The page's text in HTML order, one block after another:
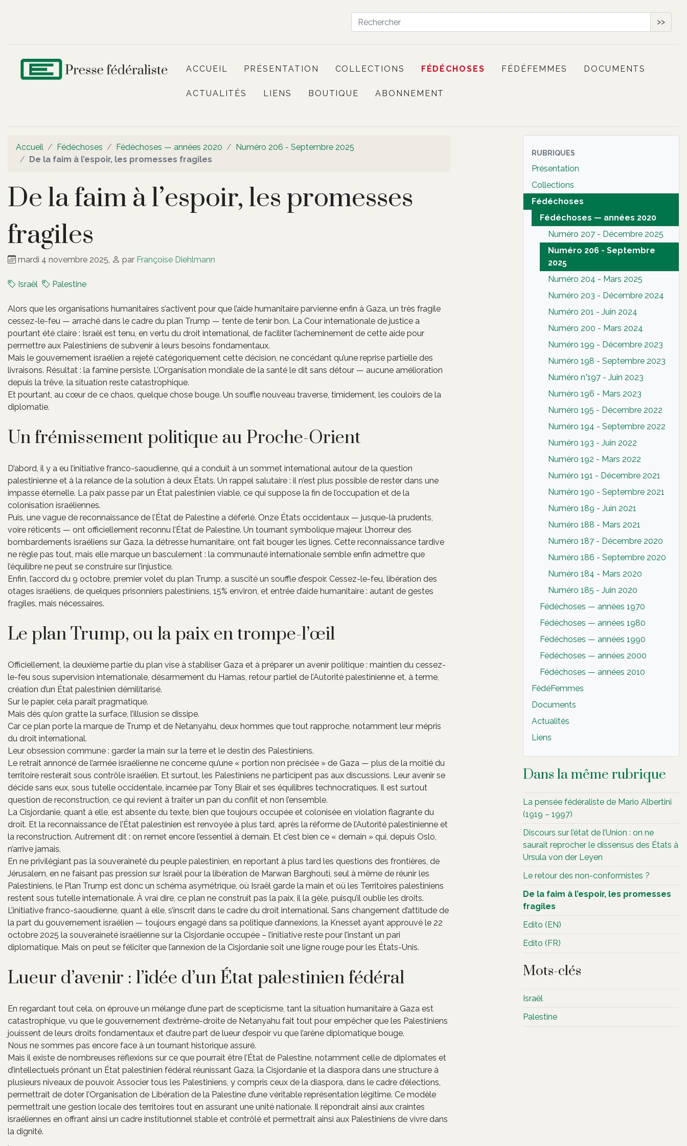
>>
ACCUEIL PRÉSENTATION COLLECTIONS FÉDÉCHOSES FÉDÉFEMMES DOCUMENTS
ACTUALITÉS LIENS BOUTIQUE ABONNEMENT
Accueil Fédéchoses Fédéchoses — années 2020
Numéro 206 - Septembre 2025
De la faim à l’espoir, les promesses fragiles
De la faim à l’espoir, les promesses
fragiles
mardi 4 novembre 2025, par Françoise Diehlmann
Israël Palestine
Alors que les organisations humanitaires s’activent pour que l’aide humanitaire parvienne enfin à Gaza, un très fragile
cessez-le-feu — arraché dans le cadre du plan Trump — tente de tenir bon. La Cour internationale de justice a
pourtant été claire : Israël est tenu, en vertu du droit international, de faciliter l’acheminement de cette aide pour
permettre aux Palestiniens de subvenir à leurs besoins fondamentaux.
Mais le gouvernement israélien a rejeté catégoriquement cette décision, ne concédant qu’une reprise partielle des
livraisons. Résultat : la famine persiste. L’Organisation mondiale de la santé le dit sans détour — aucune amélioration
depuis la trêve, la situation reste catastrophique.
Et pourtant, au cœur de ce chaos, quelque chose bouge. Un souffle nouveau traverse, timidement, les couloirs de la
diplomatie.
Un frémissement politique au Proche-Orient
D’abord, il y a eu l’initiative franco-saoudienne, qui a conduit à un sommet international autour de la question
palestinienne et à la relance de la solution à deux États. Un rappel salutaire : il n’est plus possible de rester dans une
impasse éternelle. La paix passe par un État palestinien viable, ce qui suppose la fin de l’occupation et de la
colonisation israéliennes.
Puis, une vague de reconnaissance de l’État de Palestine a déferlé. Onze États occidentaux — jusque-là prudents,
voire réticents — ont officiellement reconnu l’État de Palestine. Un tournant symbolique majeur. L’horreur des
bombardements israéliens sur Gaza, la détresse humanitaire, ont fait bouger les lignes. Cette reconnaissance tardive
ne règle pas tout, mais elle marque un basculement : la communauté internationale semble enfin admettre que
l’équilibre ne peut se construire sur l’injustice.
Enfin, l’accord du 9 octobre, premier volet du plan Trump, a suscité un souffle d’espoir. Cessez-le-feu, libération des
otages israéliens, de quelques prisonniers palestiniens, 15% environ, et entrée d’aide humanitaire : autant de gestes
fragiles, mais nécessaires.
Le plan Trump, ou la paix en trompe-l’œil
Officiellement, la deuxième partie du plan vise à stabiliser Gaza et à préparer un avenir politique : maintien du cessez-
le-feu sous supervision internationale, désarmement du Hamas, retour partiel de l’Autorité palestinienne et, à terme,
création d’un État palestinien démilitarisé.
Sur le papier, cela paraît pragmatique.
Mais dès qu’on gratte la surface, l’illusion se dissipe.
Car ce plan porte la marque de Trump et de Netanyahu, deux hommes que tout rapproche, notamment leur mépris
du droit international.
Leur obsession commune : garder la main sur la terre et le destin des Palestiniens.
Le retrait annoncé de l’armée israélienne ne concerne qu’une « portion non précisée » de Gaza — plus de la moitié du
territoire resterait sous contrôle israélien. Et surtout, les Palestiniens ne participent pas aux discussions. Leur avenir se
décide sans eux, sous tutelle occidentale, incarnée par Tony Blair et ses équilibres technocratiques. Il est surtout
question de reconstruction, ce qui revient à traiter un pan du conflit et non l’ensemble.
La Cisjordanie, quant à elle, est absente du texte, bien que toujours occupée et colonisée en violation flagrante du
droit. Et la reconnaissance de l’État palestinien est renvoyée à plus tard, après la réforme de l’Autorité palestinienne et
la reconstruction. Autrement dit : on remet encore l’essentiel à demain. Et c’est bien ce « demain » qui, depuis Oslo,
n’arrive jamais.
En ne privilégiant pas la souveraineté du peuple palestinien, en reportant à plus tard les questions des frontières, de
Jérusalem, en ne faisant pas pression sur Israël pour la libération de Marwan Barghouti, seul à même de réunir les
Palestiniens, le Plan Trump est donc un schéma asymétrique, où Israël garde la main et où les Territoires palestiniens
restent sous tutelle internationale. À vrai dire, ce plan ne construit pas la paix, il la gèle, puisqu’il oublie les droits.
L’initiative franco-saoudienne, quant à elle, s’inscrit dans le cadre du droit international. Sans changement d’attitude de
la part du gouvernement israélien — toujours engagé dans sa politique d’annexions, la Knesset ayant approuvé le 22
octobre 2025 la souveraineté israélienne sur la Cisjordanie occupée – l’initiative reste pour l’instant un pari
diplomatique. Mais on peut se féliciter que l’annexion de la Cisjordanie soit une ligne rouge pour les États-Unis.
Lueur d’avenir : l’idée d’un État palestinien fédéral
En regardant tout cela, on éprouve un mélange d’une part de scepticisme, tant la situation humanitaire à Gaza est
catastrophique, vu que le gouvernement d’extrême-droite de Netanyahu fait tout pour empêcher que les Palestiniens
jouissent de leurs droits fondamentaux et d’autre part de lueur d’espoir vu que l’arène diplomatique bouge.
Nous ne sommes pas encore face à un tournant historique assuré.
Mais il existe de nombreuses réflexions sur ce que pourrait être l’État de Palestine, notamment celle de diplomates et
d’intellectuels prônant un État palestinien fédéral réunissant Gaza, la Cisjordanie et la diaspora dans une structure à
plusieurs niveaux de pouvoir. Associer tous les Palestiniens, y compris ceux de la diaspora, dans le cadre d’élections,
permettrait de doter l’Organisation de Libération de la Palestine d’une véritable représentation légitime. Ce modèle
permettrait une gestion locale des territoires tout en assurant une unité nationale. Il répondrait ainsi aux craintes
israéliennes en offrant ainsi un cadre institutionnel stable et contrôlé et permettrait ainsi aux Palestiniens de vivre dans
la dignité.
.
RUBRIQUES
Présentation
Collections
Fédéchoses
Fédéchoses — années 2020
Numéro 207 - Décembre 2025
Numéro 206 - Septembre
2025
Numéro 204 - Mars 2025
Numéro 203 - Décembre 2024
Numéro 201 - Juin 2024
Numéro 200 - Mars 2024
Numéro 199 - Décembre 2023
Numéro 198 - Septembre 2023
Numéro n°197 - Juin 2023
Numéro 196 - Mars 2023
Numéro 195 - Décembre 2022
Numéro 194 - Septembre 2022
Numéro 193 - Juin 2022
Numéro 192 - Mars 2022
Numéro 191 - Décembre 2021
Numéro 190 - Septembre 2021
Numéro 189 - Juin 2021
Numéro 188 - Mars 2021
Numéro 187 - Décembre 2020
Numéro 186 - Septembre 2020
Numéro 184 - Mars 2020
Numéro 185 - Juin 2020
Fédéchoses — années 1970
Fédéchoses — années 1980
Fédéchoses — années 1990
Fédéchoses — années 2000
Fédéchoses — années 2010
FédéFemmes
Documents
Actualités
Liens
Dans la même rubrique
La pensée fédéraliste de Mario Albertini
(1919 – 1997)
Discours sur l’état de l’Union : on ne
saurait reprocher le dissensus des États à
Ursula von der Leyen
Le retour des non-conformistes ?
De la faim à l’espoir, les promesses
fragiles
Edito (EN)
Edito (FR)
Mots-clés
Israël
Palestine